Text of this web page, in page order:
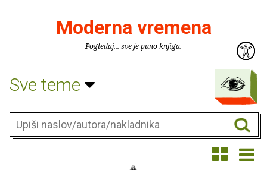
Moderna vremena
Pogledaj... sve je puno knjiga.
Sve teme